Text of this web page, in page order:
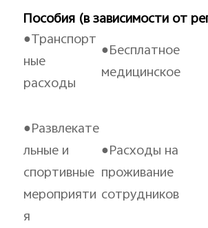
Пособия (в зависимости от
●Транспорт
ные
расходы
●Бесплатное
медицинское
●Развлекате
льные и
спортивные
мероприяти
я
●Расходы на
проживание
сотрудников